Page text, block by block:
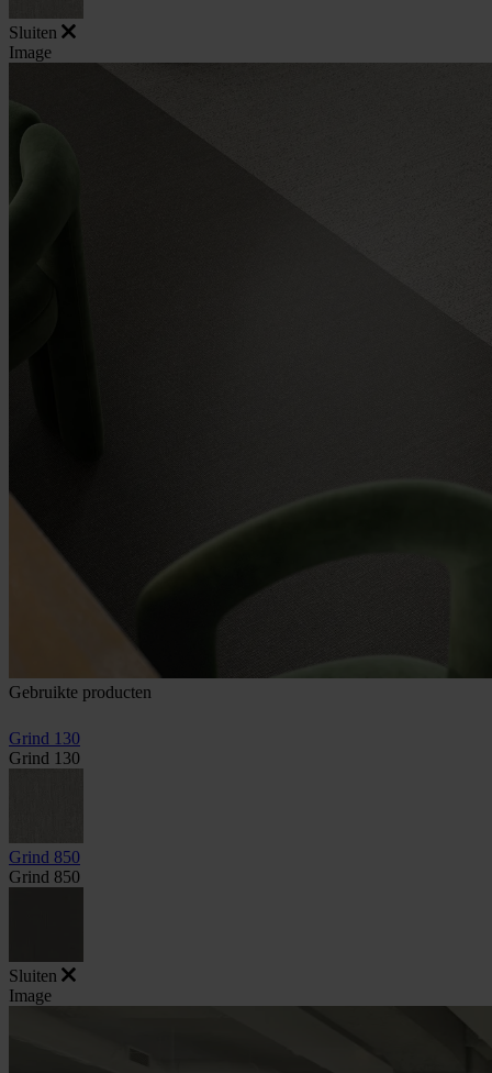
Sluiten
Image
Gebruikte producten
Grind 130
Grind 130
Grind 850
Grind 850
Sluiten
Image